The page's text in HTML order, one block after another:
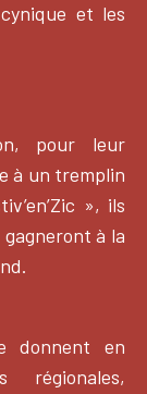
et les
pour leur
à un tremplin
», ils
à la
donnent en
régionales,